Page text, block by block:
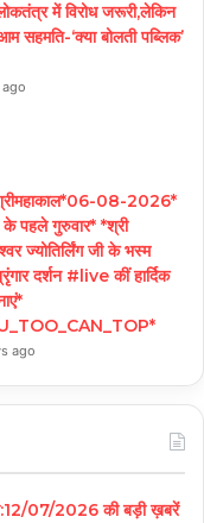
में विरोध जरूरी,लेकिन
सहमति-‘क्या बोलती पब्लिक’
ago
08-2026*
के पहले गुरुवार* *श्री
ज्योतिर्लिंग जी के भस्म
दर्शन #live कीं हार्दिक
ago
07/2026 की बड़ी ख़बरें